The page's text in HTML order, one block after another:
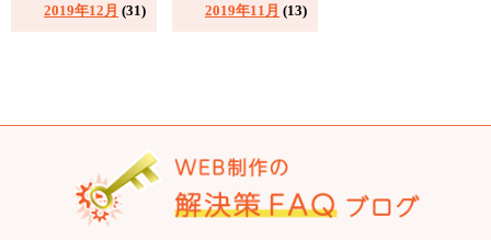
2019年12月 (31) 2019年11月 (13)